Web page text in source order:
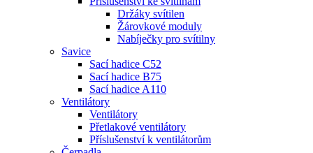
Držáky svítilen
Žárovkové moduly
Nabíječky pro svítilny
Savice
Sací hadice C52
Sací hadice B75
Sací hadice A110
Ventilátory
Ventilátory
Přetlakové ventilátory
Příslušenství k ventilátorům